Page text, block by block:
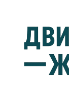
содержимому